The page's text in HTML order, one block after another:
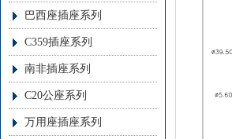
巴西座插座系列
C359插座系列
南非插座系列
C20公座系列
万用座插座系列